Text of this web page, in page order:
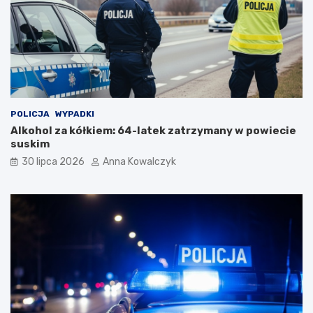
ś
c
i
p
p
a
n
d
e
m
i
POLICJA WYPADKI
Alkohol za kółkiem: 64-latek zatrzymany w powiecie
suskim
30 lipca 2026 Anna Kowalczyk